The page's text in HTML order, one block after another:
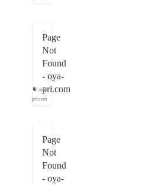
oya-
pri.com
Page
Not
Found
- oya-
pri.com
Page
Not
Found
- oya-